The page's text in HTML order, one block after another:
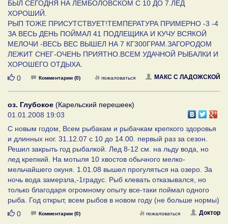
БЫЛ СЕГОДНЯ НА ЛЕМБОЛОВСКОМ С 10 ДО 7.ЛЁД
ХОРОШИЙ.
РЫП ТОЖЕ ПРИСУТСТВУЕТ!ТЕМПЕРАТУРА ПРИМЕРНО -3 -4
ЗА ВЕСЬ ДЕНЬ ПОЙМАЛ 41 ПОДЛЕЩИКА И КУЧУ ВСЯКОЙ
МЕЛОЧИ -ВЕСЬ ВЕС ВЫШЕЛ НА 7 КГ300ГРАМ.ЗАГОРОДОМ
ЛЕЖИТ СНЕГ-ОЧЕНЬ ПРИЯТНО.ВСЕМ УДАЧНОЙ РЫБАЛКИ И
ХОРОШЕГО ОТДЫХА.
Нравится
0 Комментарии (0) МАКС С ЛАДОЖСКОЙ
пожаловаться
оз. Глубокое (Карельский перешеек)
01.01.2008 19:03
С новым годом, Всем рыбакам и рыбачкам крепкого здоровья
и длинных ног. 31.12.07 с 10 до 14.00. первый раз за сезон.
Решил закрыть год рыбалкой. Лед 8-12 см. на льду вода, но
лед крепкий. На мотыля 10 хвостов обычного мелко-
мельчайшего окуня. 1.01.08 вышел прогуляться на озеро. За
ночь вода замерзла,-1градус. Рыб клевать отказывался, но
только благодаря огромному опыту все-таки поймал одного
рыба. Год открыт, всем рыбов в новом году (не больше нормы)
Нравится
0 Комментарии (0) Доктор
пожаловаться